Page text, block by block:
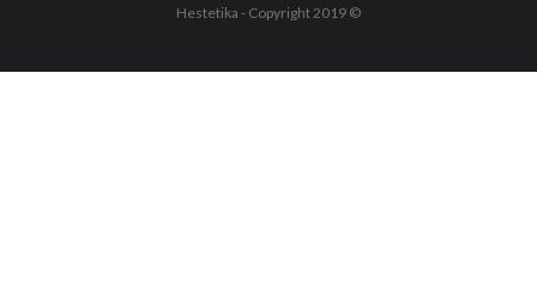
Hestetika - Copyright 2019 ©